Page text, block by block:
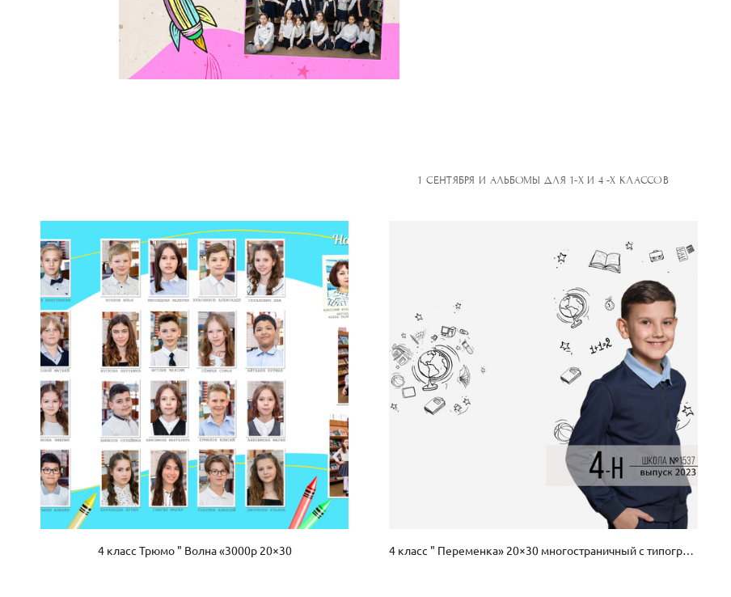
1 СЕНТЯБРЯ И АЛЬБОМЫ ДЛЯ 1-Х И 4 -Х КЛАССОВ
4 класс Трюмо " Волна «3000р 20×30 4 класс " Переменка» 20×30 многостраничный с типографскими страницами 3500